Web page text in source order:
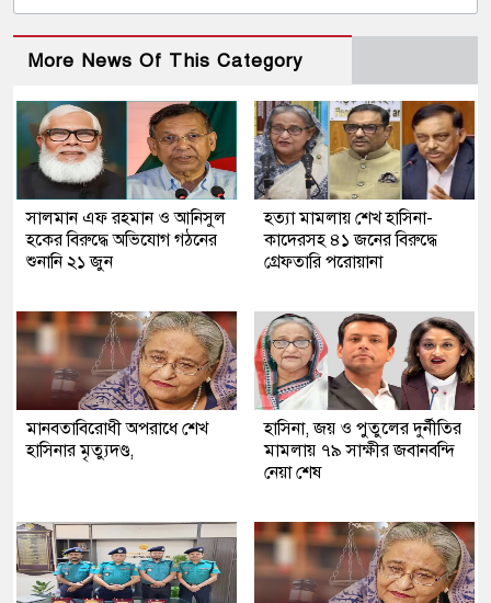
More News Of This Category
সালমান এফ রহমান ও আনিসুল
হকের বিরুদ্ধে অভিযোগ গঠনের
শুনানি ২১ জুন
হত্যা মামলায় শেখ হাসিনা-
কাদেরসহ ৪১ জনের বিরুদ্ধে
গ্রেফতারি পরোয়ানা
মানবতাবিরোধী অপরাধে শেখ
হাসিনার মৃত্যুদণ্ড,
হাসিনা, জয় ও পুতুলের দুর্নীতির
মামলায় ৭৯ সাক্ষীর জবানবন্দি
নেয়া শেষ